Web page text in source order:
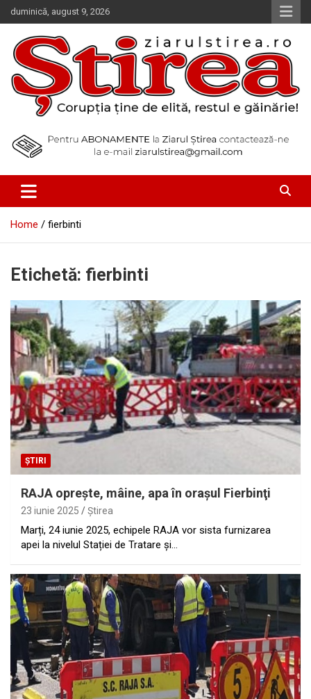
Skip
to
content
duminică, august 9, 2026
Ziarul Știrea
Home fierbinti
Etichetă: fierbinti
ȘTIRI
RAJA opreşte, mâine, apa în oraşul Fierbinţi
23 iunie 2025 Ştirea
Marți, 24 iunie 2025, echipele RAJA vor sista furnizarea
apei la nivelul Stației de Tratare și…